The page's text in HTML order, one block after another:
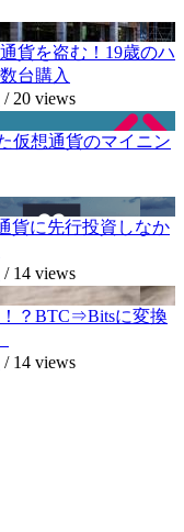
貨を盗む！19歳のハ
台購入
/ 20 views
仮想通貨のマイニン
貨に先行投資しなか
/ 14 views
？BTC⇒Bitsに変換
/ 14 views